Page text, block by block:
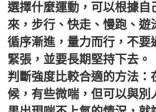
選擇什麼運動，可以根據自
來，步行、快走、慢跑、遊
循序漸進，量力而行，不要
緊張，並要長期堅持下去。
判斷強度比較合適的方法：
候，有些微喘，但可以與別